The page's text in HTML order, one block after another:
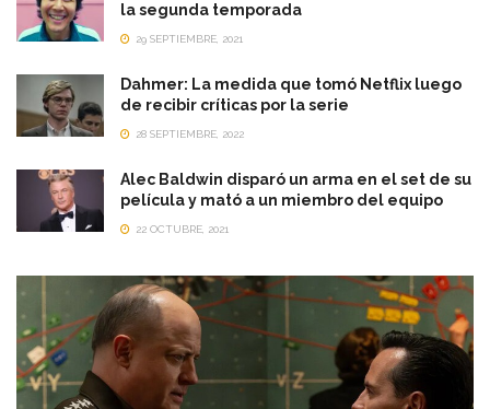
la segunda temporada
29 SEPTIEMBRE, 2021
Dahmer: La medida que tomó Netflix luego
de recibir críticas por la serie
28 SEPTIEMBRE, 2022
Alec Baldwin disparó un arma en el set de su
película y mató a un miembro del equipo
22 OCTUBRE, 2021